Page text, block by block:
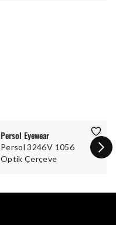
Persol Eyewear
Persol 3246V 1056
Optik Çerçeve